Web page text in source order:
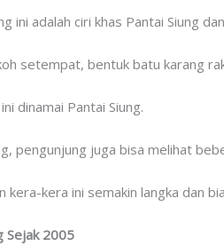
ini adalah ciri khas Pantai Siung
setempat, bentuk batu karang
dinamai Pantai Siung.
pengunjung juga bisa melihat
kera-kera ini semakin langka dan
Sejak 2005